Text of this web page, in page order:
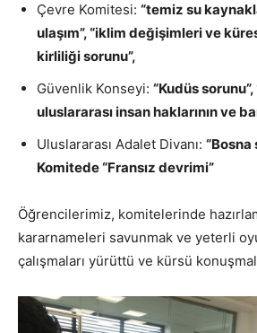
Çevre Komitesi: “temiz su
ulaşım”, “iklim değişimleri ve
kirliliği sorunu”,
Güvenlik Konseyi: “Kudüs sorunu”,
uluslararası insan haklarının ve
Uluslararası Adalet Divanı: “Bosna
Komitede “Fransız devrimi”
Öğrencilerimiz, komitelerinde
kararnameleri savunmak ve yeterli
çalışmaları yürüttü ve kürsü